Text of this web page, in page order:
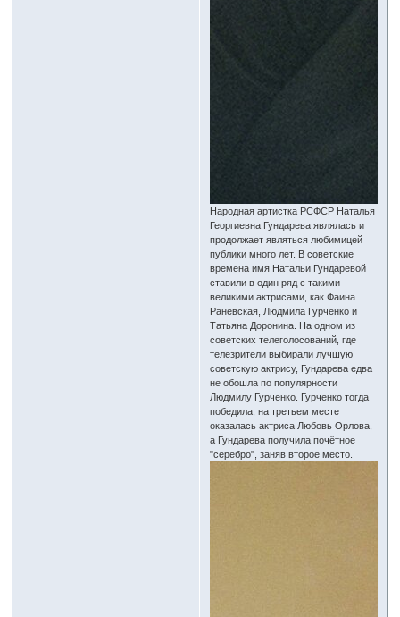
Народная артистка РСФСР Наталья
Георгиевна Гундарева являлась и
продолжает являться любимицей
публики много лет. В советские
времена имя Натальи Гундаревой
ставили в один ряд с такими
великими актрисами, как Фаина
Раневская, Людмила Гурченко и
Татьяна Доронина. На одном из
советских телеголосований, где
телезрители выбирали лучшую
советскую актрису, Гундарева едва
не обошла по популярности
Людмилу Гурченко. Гурченко тогда
победила, на третьем месте
оказалась актриса Любовь Орлова,
а Гундарева получила почётное
"серебро", заняв второе место.